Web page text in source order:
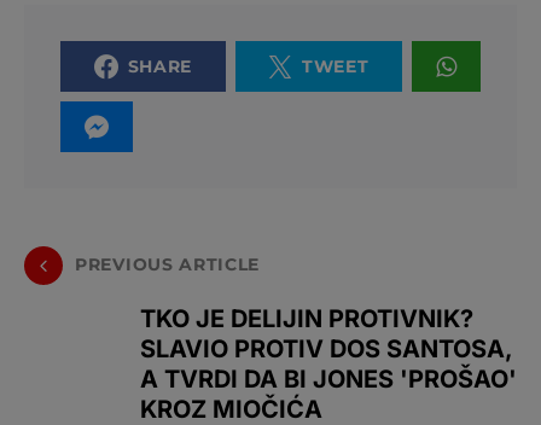
SHARE TWEET
PREVIOUS ARTICLE
TKO JE DELIJIN PROTIVNIK?
SLAVIO PROTIV DOS SANTOSA,
A TVRDI DA BI JONES 'PROŠAO'
KROZ MIOČIĆA